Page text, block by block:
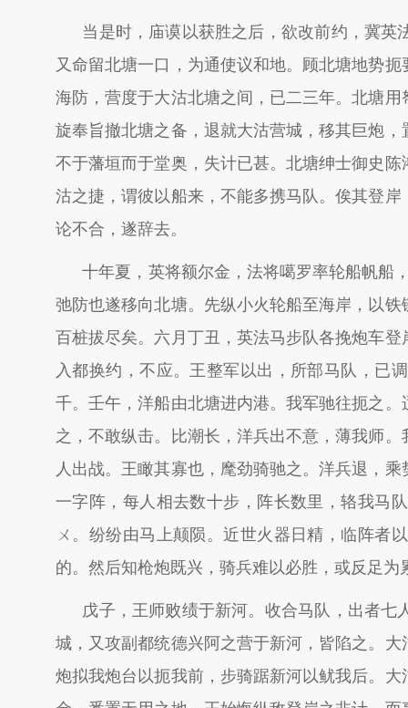
当是时，庙谟以获胜之后，欲改前约，冀
又命留北塘一口，为通使议和地。顾北塘地势
海防，营度于大沽北塘之间，已二三年。北塘
旋奉旨撤北塘之备，退就大沽营城，移其巨炮
不于藩垣而于堂奥，失计已甚。北塘绅士御史
沽之捷，谓彼以船来，不能多携马队。俟其登
论不合，遂辞去。
十年夏，英将额尔金，法将噶罗率轮船帆船
弛防也遂移向北塘。先纵小火轮船至海岸，以
百桩拔尽矣。六月丁丑，英法马步队各挽炮车
入都换约，不应。王整军以出，所部马队，已
千。壬午，洋船由北塘进内港。我军驰往扼之
之，不敢纵击。比潮长，洋兵出不意，薄我师
人出战。王瞰其寡也，麾劲骑驰之。洋兵退，
一字阵，每人相去数十步，阵长数里，辂我马
ㄨ。纷纷由马上颠陨。近世火器日精，临阵者
的。然后知枪炮既兴，骑兵难以必胜，或反足为
戊子，王师败绩于新河。收合马队，出者
城，又攻副都统德兴阿之营于新河，皆陷之。
炮拟我炮台以扼我前，步骑踞新河以鱿我后。